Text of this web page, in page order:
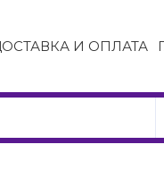
И ОПЛАТА